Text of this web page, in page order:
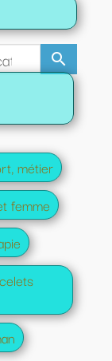
search
métier
femme